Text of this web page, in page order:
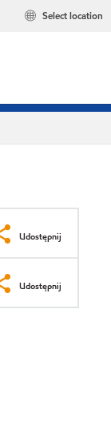
Select location
Udostępnij
Udostępnij